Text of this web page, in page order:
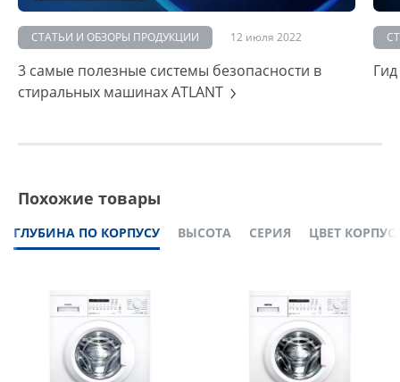
СТАТЬИ И ОБЗОРЫ ПРОДУКЦИИ 12 июля 2022
3 самые полезные системы безопасности в
стиральных машинах ATLANT
Похожие товары
ГЛУБИНА ПО КОРПУСУ ВЫСОТА СЕРИЯ ЦВЕТ